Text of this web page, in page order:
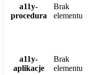
a11y-
procedura
Brak
elementu
a11y-
aplikacje
Brak
elementu